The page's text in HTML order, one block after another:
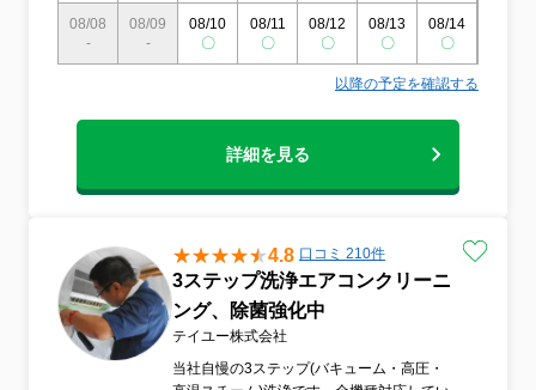
08/08
-
08/09
-
08/10
〇
08/11
〇
08/12
〇
08/13
〇
08/14
〇
以降の予定を確認する
詳細を見る
4.8 口コミ 210件
3ステップ洗浄エアコンクリーニ
ング、除菌強化中
テイユー株式会社
当社自慢の3ステップ(バキューム・高圧・